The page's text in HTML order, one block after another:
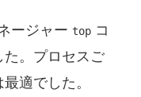
ージャー top コ
た。プロセスご
適でした。